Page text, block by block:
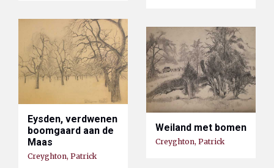
Eysden, verdwenen
boomgaard aan de
Maas
Creyghton, Patrick
Weiland met bomen
Creyghton, Patrick